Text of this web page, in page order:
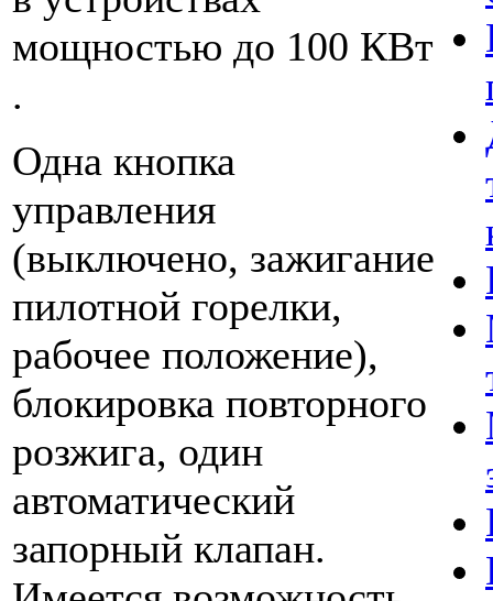
мощностью до 100 КВт
.
Одна кнопка
управления
(выключено, зажигание
пилотной горелки,
рабочее положение),
блокировка повторного
розжига, один
автоматический
запорный клапан.